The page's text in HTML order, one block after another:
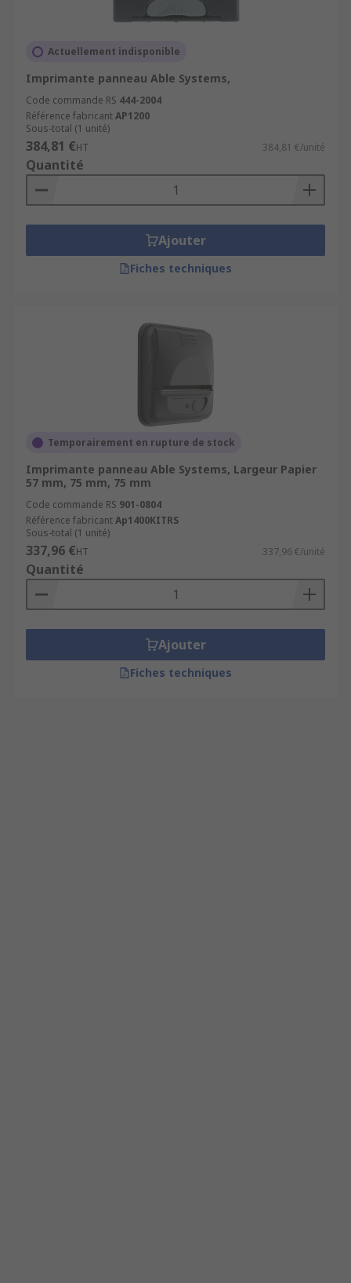
Actuellement indisponible
Imprimante panneau Able Systems,
Code commande RS 444-2004
Référence fabricantAP1200
Sous-total (1 unité)
384,81 €HT 384,81 €/unité
Quantité
Ajouter
Fiches techniques
Temporairement en rupture de stock
Imprimante panneau Able Systems, Largeur Papier
57 mm, 75 mm, 75 mm
Code commande RS 901-0804
Référence fabricantAp1400KITRS
Sous-total (1 unité)
337,96 €HT 337,96 €/unité
Quantité
Ajouter
Fiches techniques